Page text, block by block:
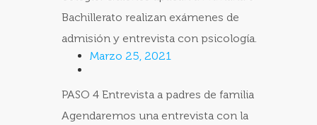
Bachillerato realizan exámenes de
admisión y entrevista con psicología.
Marzo 25, 2021
PASO 4 Entrevista a padres de familia
Agendaremos una entrevista con la